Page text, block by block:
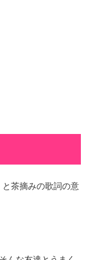
茶摘みの歌詞の意